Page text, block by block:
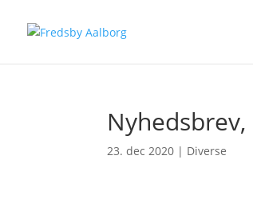
23. dec 2020 | Diverse